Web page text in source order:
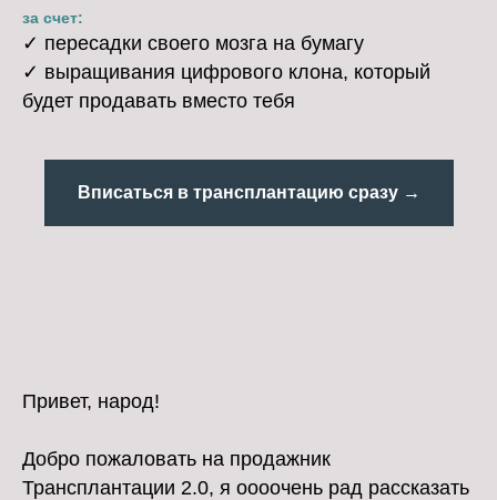
за счет:
✓ пересадки своего мозга на бумагу
✓ выращивания цифрового клона, который
будет продавать вместо тебя
Вписаться в трансплантацию сразу →
Привет, народ!
Добро пожаловать на продажник
Трансплантации 2.0, я оооочень рад рассказать